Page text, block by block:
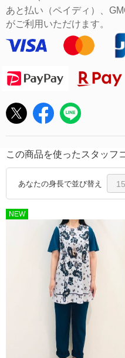
あと払い（ペイディ）、
がご利用いただけます。
この商品を使ったスタッフ
あなたの身長で並び替え
NEW